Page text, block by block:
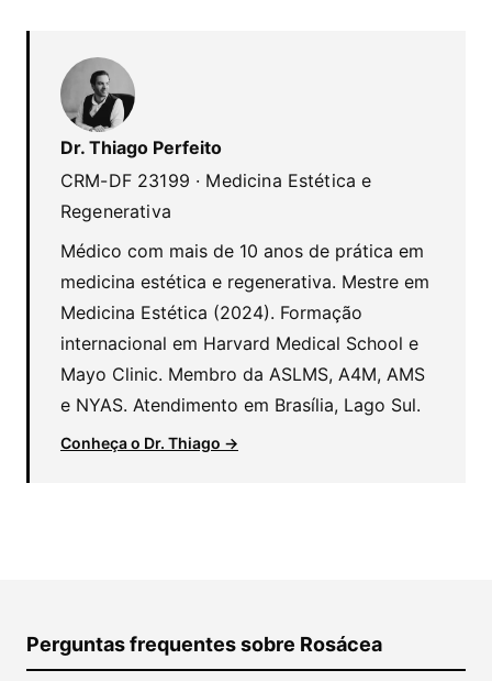
Dr. Thiago Perfeito
CRM-DF 23199 · Medicina Estética e
Regenerativa
Médico com mais de 10 anos de prática em
medicina estética e regenerativa. Mestre em
Medicina Estética (2024). Formação
internacional em Harvard Medical School e
Mayo Clinic. Membro da ASLMS, A4M, AMS
e NYAS. Atendimento em Brasília, Lago Sul.
Conheça o Dr. Thiago →
Perguntas frequentes sobre Rosácea